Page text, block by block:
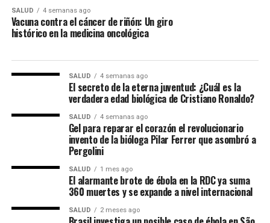
SALUD 4 semanas ago
Vacuna contra el cáncer de riñón: Un giro
histórico en la medicina oncológica
SALUD 4 semanas ago
El secreto de la eterna juventud: ¿Cuál es la
verdadera edad biológica de Cristiano Ronaldo?
SALUD 4 semanas ago
Gel para reparar el corazón el revolucionario
invento de la bióloga Pilar Ferrer que asombró a
Pergolini
SALUD 1 mes ago
El alarmante brote de ébola en la RDC ya suma
360 muertes y se expande a nivel internacional
SALUD 2 meses ago